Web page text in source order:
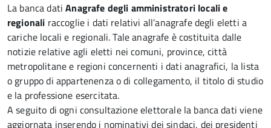
La banca datiAnagrafe degli amministratori locali e
regionali raccoglie i dati relativi all’anagrafe degli eletti a
cariche locali e regionali. Tale anagrafe è costituita dalle
notizie relative agli eletti nei comuni, province, città
metropolitane e regioni concernenti i dati anagrafici, la lista
o gruppo di appartenenza o di collegamento, il titolo di studio
e la professione esercitata.
A seguito di ogni consultazione elettorale la banca dati viene
aggiornata inserendo i nominativi dei sindaci, dei presidenti